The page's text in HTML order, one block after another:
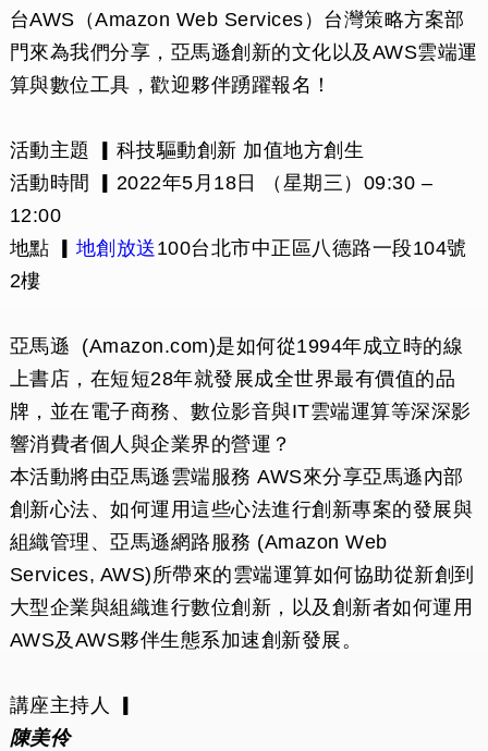
台AWS（Amazon Web Services）台灣策略方案部
門來為我們分享，亞馬遜創新的文化以及AWS雲端運
算與數位工具，歡迎夥伴踴躍報名！
活動主題 ▎科技驅動創新 加值地方創生
活動時間 ▎2022年5月18日 （星期三）09:30 –
12:00
地點 ▎ 地創放送100台北市中正區八德路一段104號
2樓
亞馬遜 (Amazon.com)是如何從1994年成立時的線
上書店，在短短28年就發展成全世界最有價值的品
牌，並在電子商務、數位影音與IT雲端運算等深深影
響消費者個人與企業界的營運？
本活動將由亞馬遜雲端服務 AWS來分享亞馬遜內部
創新心法、如何運用這些心法進行創新專案的發展與
組織管理、亞馬遜網路服務 (Amazon Web
Services, AWS)所帶來的雲端運算如何協助從新創到
大型企業與組織進行數位創新，以及創新者如何運用
AWS及AWS夥伴生態系加速創新發展。
講座主持人 ▎
陳美伶